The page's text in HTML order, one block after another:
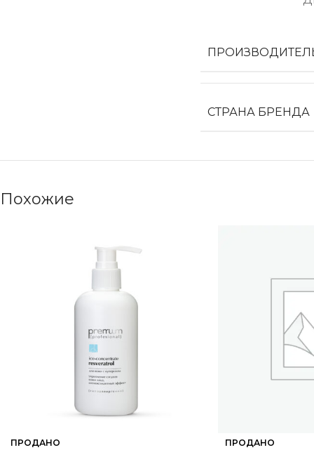
СТРАНА БРЕНДА
Похожие
ПРОДАНО ПРОДАНО